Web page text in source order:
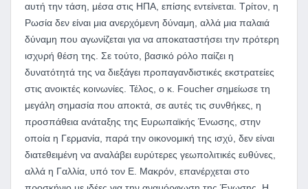
αυτή την τάση, μέσα στις ΗΠΑ, επίσης εντείνεται. Τρίτον, η
Ρωσία δεν είναι μια ανερχόμενη δύναμη, αλλά μια παλαιά
δύναμη που αγωνίζεται για να αποκαταστήσει την πρότερη
ισχυρή θέση της. Σε τούτο, βασικό ρόλο παίζει η
δυνατότητά της να διεξάγει προπαγανδιστικές εκστρατείες
στις ανοικτές κοινωνίες. Τέλος, ο κ. Foucher σημείωσε τη
μεγάλη σημασία που αποκτά, σε αυτές τις συνθήκες, η
προσπάθεια ανάταξης της Ευρωπαϊκής Ένωσης, στην
οποία η Γερμανία, παρά την οικονομική της ισχύ, δεν είναι
διατεθειμένη να αναλάβει ευρύτερες γεωπολιτικές ευθύνες,
αλλά η Γαλλία, υπό τον Ε. Μακρόν, επανέρχεται στο